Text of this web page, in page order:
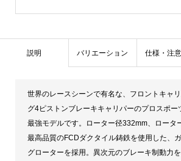
説明 バリエーション 仕様・注
世界のレースシーンで有名な、フロントキャ
グ4ピストンブレーキキャリパーのプロスポー
最強モデルです。ローター径332mm、ロータ
最高品質のFCDダクタイル鋳鉄を使用した、
グローターを採用。異次元のブレーキ制動力